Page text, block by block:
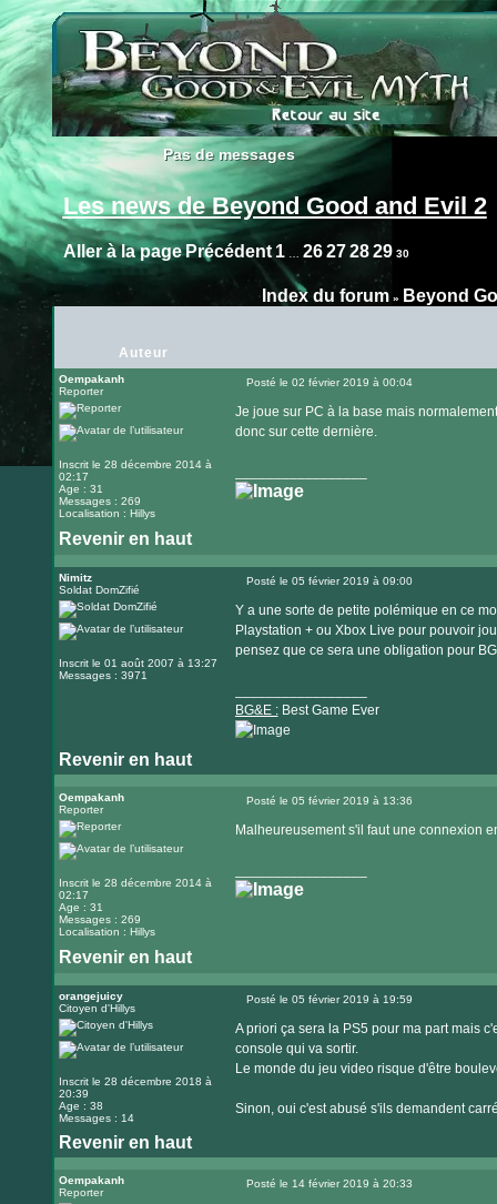
Pas de messages
Pas de messages
Les news de Beyond Good and Evil 2
Aller à la pagePrécédent 1… 26 27 28 29 30
Index du forum» Beyond
Auteur
Oempakanh
Reporter
Inscrit le 28 décembre 2014 à
02:17
Age : 31
Messages : 269
Localisation : Hillys
Posté le 02 février 2019 à 00:04
Je joue sur PC à la base mais
donc sur cette dernière.
Revenir en haut
Nimitz
Soldat DomZifié
Inscrit le 01 août 2007 à 13:27
Messages : 3971
Posté le 05 février 2019 à 09:00
Y a une sorte de petite polémique en ce
Playstation + ou Xbox Live pour pouvoir
pensez que ce sera une obligation pour
BG&E :Best Game Ever
Revenir en haut
Visiter
le
internet
Oempakanh
Reporter
Inscrit le 28 décembre 2014 à
02:17
Age : 31
Messages : 269
Localisation : Hillys
Posté le 05 février 2019 à 13:36
Malheureusement s'il faut une connexion
Revenir en haut
orangejuicy
Citoyen d'Hillys
Inscrit le 28 décembre 2018 à
20:39
Age : 38
Messages : 14
Posté le 05 février 2019 à 19:59
A priori ça sera la PS5 pour ma part mais
console qui va sortir.
Le monde du jeu video risque d'être
Sinon, oui c'est abusé s'ils demandent
Revenir en haut
Oempakanh
Reporter
Posté le 14 février 2019 à 20:33